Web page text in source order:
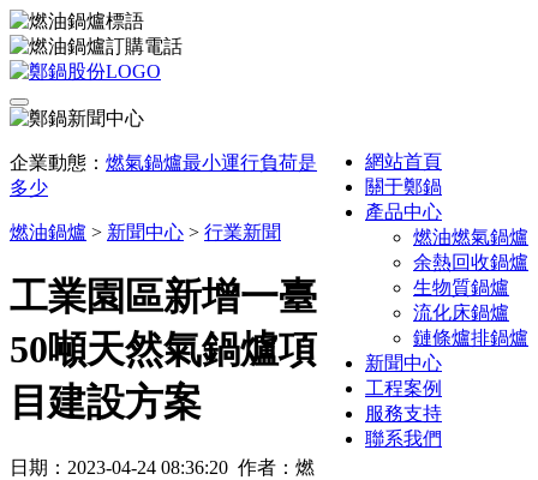
網站首頁
關于鄭鍋
產品中心
燃油燃氣鍋爐
余熱回收鍋爐
生物質鍋爐
流化床鍋爐
鏈條爐排鍋爐
新聞中心
工程案例
服務支持
聯系我們
企業動態： 燃氣鍋爐最小運行負荷是
多少
燃油鍋爐 > 新聞中心 > 行業新聞
工業園區新增一臺
50噸天然氣鍋爐項
目建設方案
日期：2023-04-24 08:36:20 作者：燃